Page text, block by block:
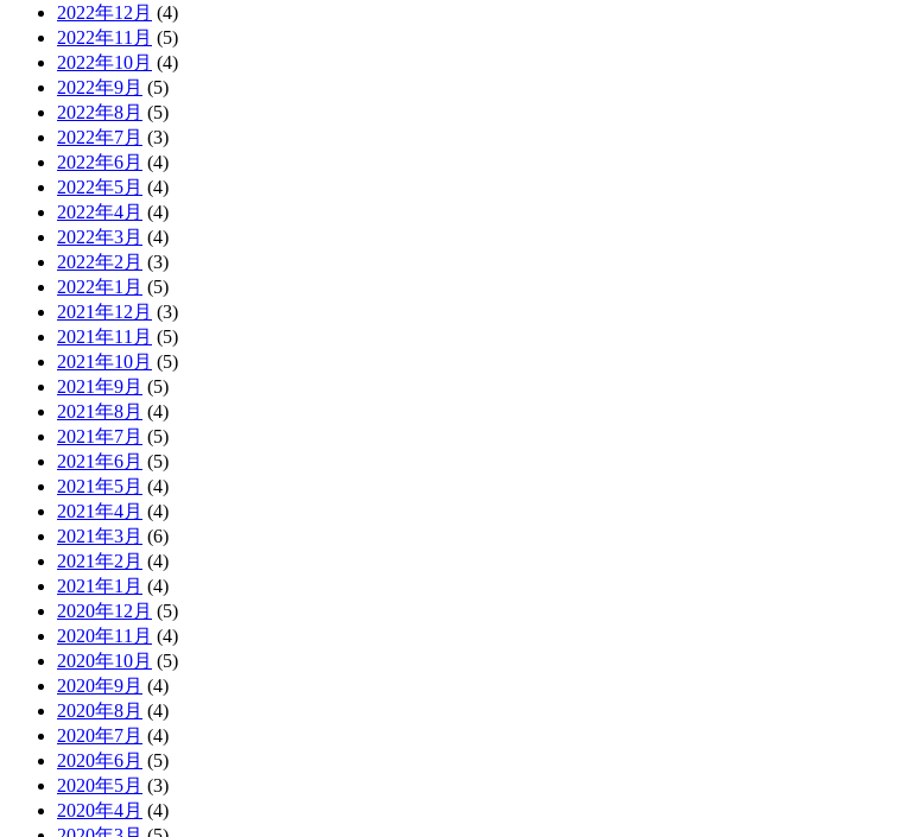
2022年12月 (4)
2022年11月 (5)
2022年10月 (4)
2022年9月 (5)
2022年8月 (5)
2022年7月 (3)
2022年6月 (4)
2022年5月 (4)
2022年4月 (4)
2022年3月 (4)
2022年2月 (3)
2022年1月 (5)
2021年12月 (3)
2021年11月 (5)
2021年10月 (5)
2021年9月 (5)
2021年8月 (4)
2021年7月 (5)
2021年6月 (5)
2021年5月 (4)
2021年4月 (4)
2021年3月 (6)
2021年2月 (4)
2021年1月 (4)
2020年12月 (5)
2020年11月 (4)
2020年10月 (5)
2020年9月 (4)
2020年8月 (4)
2020年7月 (4)
2020年6月 (5)
2020年5月 (3)
2020年4月 (4)